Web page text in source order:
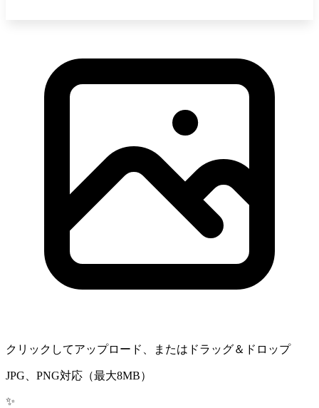
クリックしてアップロード、またはドラッグ＆ドロップ
JPG、PNG対応（最大8MB）
✨